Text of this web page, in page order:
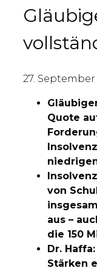
27. September
Quote
von
aus –
die 150
Dr.
Stärken